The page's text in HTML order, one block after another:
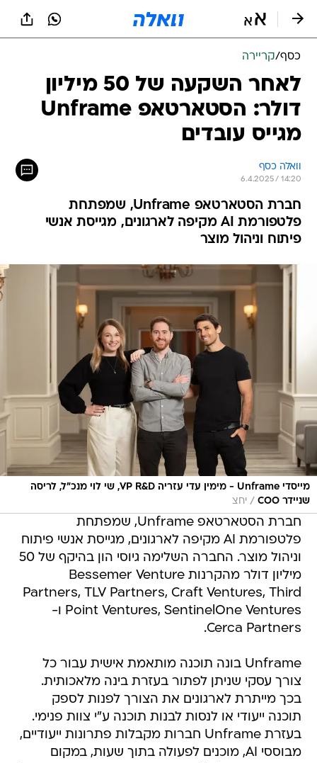
כסף/קריירה
לאחר השקעה של 50 מיליון
דולר: הסטארטאפ Unframe
מגייס עובדים
וואלה כסף
6.4.2025 / 14:20
חברת הסטארטאפ Unframe, שמפתחת
פלטפורמת AI מקיפה לארגונים, מגייסת אנשי
פיתוח וניהול מוצר
מייסדי Unframe - מימין עדי עזריה VP R&D, שי לוי מנכ"ל, לריסה
שניידר COO
/ יחצ
חברת הסטארטאפ Unframe, שמפתחת
פלטפורמת AI מקיפה לארגונים, מגייסת אנשי פיתוח
וניהול מוצר. החברה השלימה גיוסי הון בהיקף של 50
מיליון דולר מהקרנות Bessemer Venture
Partners, TLV Partners, Craft Ventures, Third
Point Ventures, SentinelOne Ventures ו-
Cerca Partners.
Unframe בונה תוכנה מותאמת אישית עבור כל
צורך עסקי שניתן לפתור בעזרת בינה מלאכותית.
בכך מייתרת לארגונים את הצורך לפנות לספק
תוכנה ייעודי או לנסות לבנות תוכנה ע"י צוות פנימי.
בעזרת Unframe חברות מקבלות פתרונות ייעודיים,
מבוססי AI, מוכנים לפעולה בתוך שעות, במקום